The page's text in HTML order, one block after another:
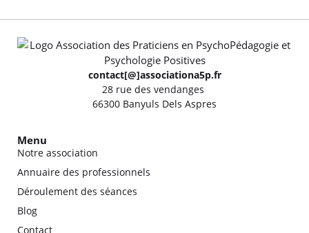
contact[@]associationa5p.fr
28 rue des vendanges
66300 Banyuls Dels Aspres
Menu
Notre association
Annuaire des professionnels
Déroulement des séances
Blog
Contact